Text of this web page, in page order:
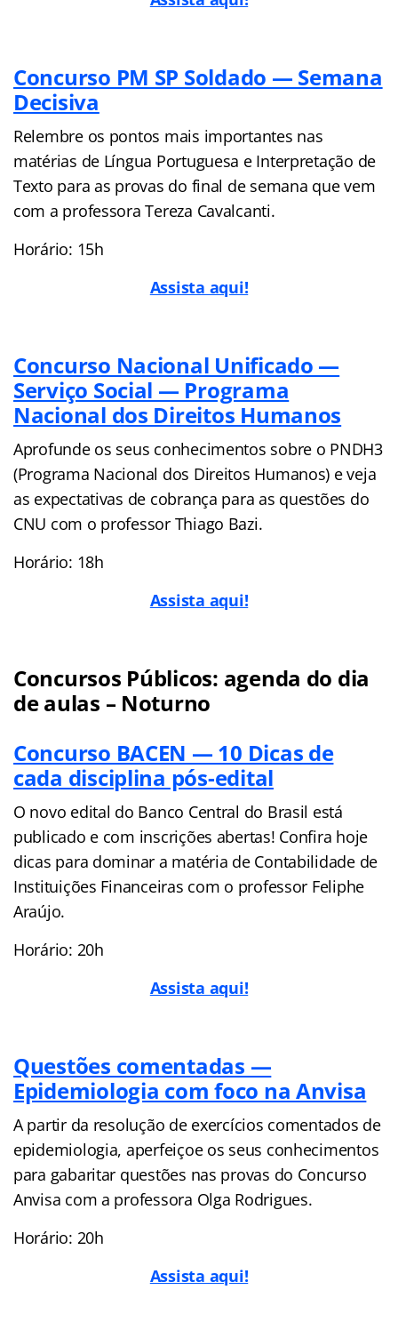
Concurso PM SP Soldado — Semana
Decisiva
Relembre os pontos mais importantes nas
matérias de Língua Portuguesa e Interpretação de
Texto para as provas do final de semana que vem
com a professora Tereza Cavalcanti.
Horário: 15h
Assista aqui!
Concurso Nacional Unificado —
Serviço Social — Programa
Nacional dos Direitos Humanos
Aprofunde os seus conhecimentos sobre o PNDH3
(Programa Nacional dos Direitos Humanos) e veja
as expectativas de cobrança para as questões do
CNU com o professor Thiago Bazi.
Horário: 18h
Assista aqui!
Concursos Públicos: agenda do dia
de aulas – Noturno
Concurso BACEN — 10 Dicas de
cada disciplina pós-edital
O novo edital do Banco Central do Brasil está
publicado e com inscrições abertas! Confira hoje
dicas para dominar a matéria de Contabilidade de
Instituições Financeiras com o professor Feliphe
Araújo.
Horário: 20h
Assista aqui!
Questões comentadas —
Epidemiologia com foco na Anvisa
A partir da resolução de exercícios comentados de
epidemiologia, aperfeiçoe os seus conhecimentos
para gabaritar questões nas provas do Concurso
Anvisa com a professora Olga Rodrigues.
Horário: 20h
Assista aqui!